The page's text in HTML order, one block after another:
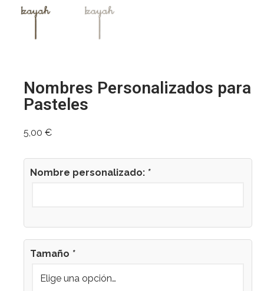
Nombres Personalizados para
Pasteles
5,00 €
Nombre personalizado: *
Tamaño *